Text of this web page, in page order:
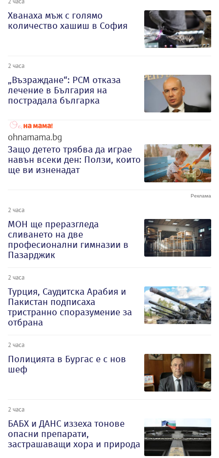
Хванаха мъж с голямо
количество хашиш в София
2 часа
„Възраждане“: РСМ отказа
лечение в България на
пострадала българка
ohnamama.bg
Защо детето трябва да играе
навън всеки ден: Ползи, които
ще ви изненадат
2 часа
МОН ще преразгледа
сливането на две
професионални гимназии в
Пазарджик
2 часа
Турция, Саудитска Арабия и
Пакистан подписаха
тристранно споразумение за
отбрана
2 часа
Полицията в Бургас е с нов
шеф
2 часа
БАБХ и ДАНС иззеха тонове
опасни препарати,
застрашаващи хора и природа